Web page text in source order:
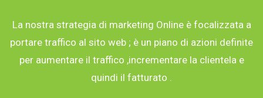
La nostra strategia di marketing Online è focalizzata a
portare traffico al sito web ; è un piano di azioni definite
per aumentare il traffico ,incrementare la clientela e
quindi il fatturato .